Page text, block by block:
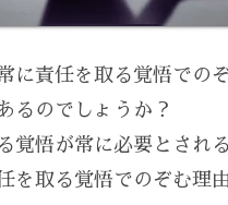
に責任を取る覚悟での
るのでしょうか？
覚悟が常に必要とされ
を取る覚悟でのぞむ理